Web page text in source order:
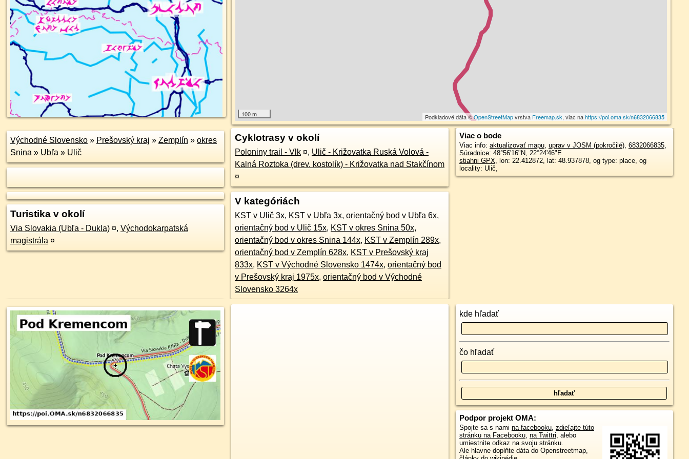
100 m Podkladové dáta ©OpenStreetMapvrstva Freemap.sk, viac nahttps://poi.oma.sk/n6832066835
Východné Slovensko » Prešovský kraj » Zemplín » okres
Snina » Ubľa » Ulič
Turistika v okolí
Via Slovakia (Ubľa - Dukla) ¤, Východokarpatská
magistrála ¤
Cyklotrasy v okolí
Poloniny trail - Vlk ¤, Ulič - Križovatka Ruská Volová -
Kalná Roztoka (drev. kostolík) - Križovatka nad Stakčínom
¤
V kategóriách
KST v Ulič 3x, KST v Ubľa 3x, orientačný bod v Ubľa 6x,
orientačný bod v Ulič 15x, KST v okres Snina 50x,
orientačný bod v okres Snina 144x, KST v Zemplín 289x,
orientačný bod v Zemplín 628x, KST v Prešovský kraj
833x, KST v Východné Slovensko 1474x, orientačný bod
v Prešovský kraj 1975x, orientačný bod v Východné
Slovensko 3264x
Viac o bode
Viac info: aktualizovať mapu, uprav v JOSM (pokročilé), 6832066835,
Súradnice: 48°56'16"N, 22°24'46"E
stiahni GPX, lon: 22.412872, lat: 48.937878, og type: place, og
locality: Ulič,
kde hľadať
čo hľadať
Podpor projekt OMA:
Spojte sa s nami na facebooku, zdieľajte túto
stránku na Facebooku, na Twittri, alebo
umiestnite odkaz na svoju stránku.
Ale hlavne doplňte dáta do Openstreetmap,